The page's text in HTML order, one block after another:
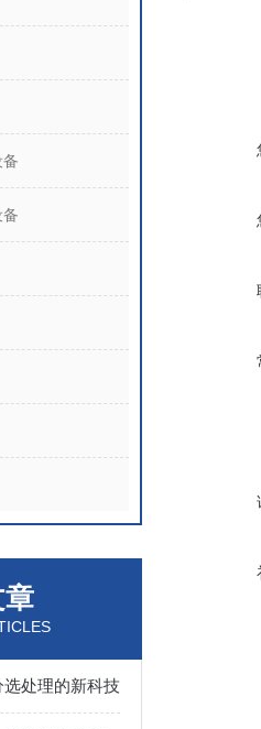
处理的新科技